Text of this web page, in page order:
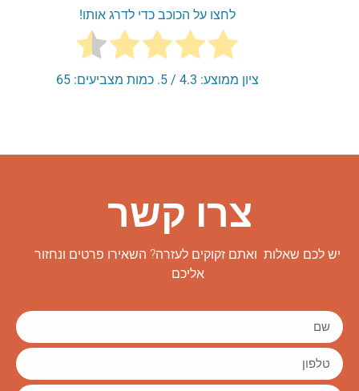
לחצו על הכוכב כדי לדרג אותו!
ציון ממוצע: 4.3 / 5. כמות מצביעים: 65
צרו קשר
יש לכם שאלות ואתם זקוקים לעזרה? השאירו פרטים ונחזור
אליכם